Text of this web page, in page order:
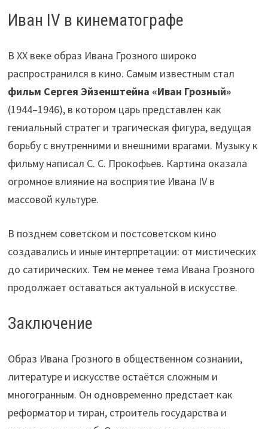
Иван IV в кинематографе
В XX веке образ Ивана Грозного широко
распространился в кино. Самым известным стал
фильм Сергея Эйзенштейна «Иван Грозный»
(1944–1946), в котором царь представлен как
гениальный стратег и трагическая фигура, ведущая
борьбу с внутренними и внешними врагами. Музыку к
фильму написал С. С. Прокофьев. Картина оказала
огромное влияние на восприятие Ивана IV в
массовой культуре.
В позднем советском и постсоветском кино
создавались и иные интерпретации: от мистических
до сатирических. Тем не менее тема Ивана Грозного
продолжает оставаться актуальной в искусстве.
Заключение
Образ Ивана Грозного в общественном сознании,
литературе и искусстве остаётся сложным и
многогранным. Он одновременно предстает как
реформатор и тиран, строитель государства и